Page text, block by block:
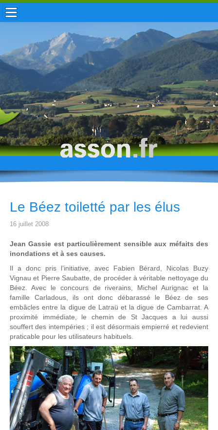
ACCUEIL / INFOS
MUNICIPALITÉ
VIE LOCALE
ENFANCE
TOURISME
HISTOIRE
Le Béez toiletté par les élus
16 juillet 2008
Jean Gassie est particulièrement sensible aux méfaits des
inondations et à ses causes.
Il a donc pris l’initiative, avec Fabien Bérard, Nicolas Buzy
Vignau et Pierre Saubatte, de procéder à véritable nettoyage du
Béez. Avec le concours de riverains, Michel Aurignac et la
famille Carladous, ils ont donc débarassé le Béez de ses
embâcles entre la digue de Latraü et la digue de Cambarrat. A
proximité immédiate, le chemin de St Jacques a lui aussi
souffert des intempéries ; il est désormais empierré et redevient
praticable pour les utilisateurs habituels.